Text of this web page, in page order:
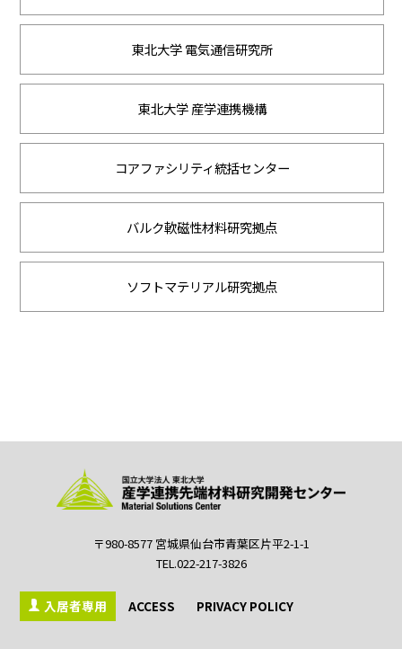
東北大学 電気通信研究所
東北大学 産学連携機構
コアファシリティ統括センター
バルク軟磁性材料研究拠点
ソフトマテリアル研究拠点
〒980-8577 宮城県仙台市青葉区片平2-1-1
TEL.022-217-3826
入居者専用 ACCESS PRIVACY POLICY